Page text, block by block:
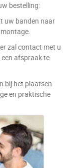
bestelling:
uw banden naar
zal contact met u
afspraak te
bij het plaatsen
en praktische